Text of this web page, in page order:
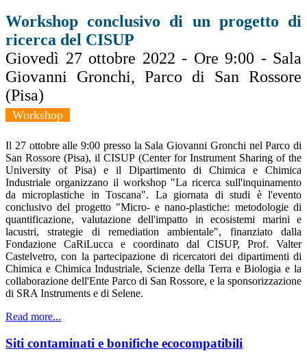
Workshop conclusivo di un progetto di
ricerca del CISUP
Giovedì 27 ottobre 2022 - Ore 9:00 - Sala
Giovanni Gronchi, Parco di San Rossore
(Pisa)
Workshop
Il 27 ottobre alle 9:00 presso la Sala Giovanni Gronchi nel Parco di
San Rossore (Pisa), il CISUP (Center for Instrument Sharing of the
University of Pisa) e il Dipartimento di Chimica e Chimica
Industriale organizzano il workshop "La ricerca sull'inquinamento
da microplastiche in Toscana". La giornata di studi è l'evento
conclusivo del progetto "Micro- e nano-plastiche: metodologie di
quantificazione, valutazione dell'impatto in ecosistemi marini e
lacustri, strategie di remediation ambientale", finanziato dalla
Fondazione CaRiLucca e coordinato dal CISUP, Prof. Valter
Castelvetro, con la partecipazione di ricercatori dei dipartimenti di
Chimica e Chimica Industriale, Scienze della Terra e Biologia e la
collaborazione dell'Ente Parco di San Rossore, e la sponsorizzazione
di SRA Instruments e di Selene.
Read more...
Siti contaminati e bonifiche ecocompatibili